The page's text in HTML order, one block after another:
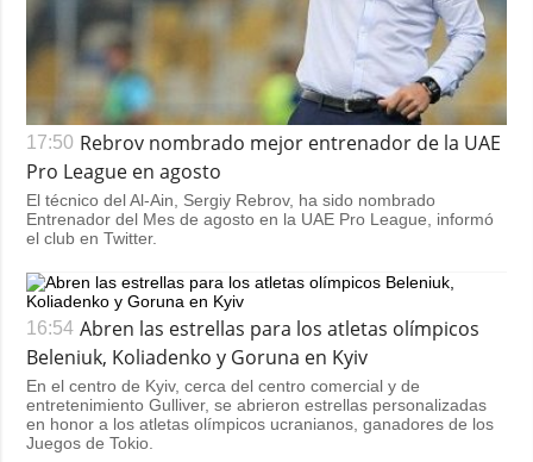
17:50 Rebrov nombrado mejor entrenador de la UAE
Pro League en agosto
El técnico del Al-Ain, Sergiy Rebrov, ha sido nombrado
Entrenador del Mes de agosto en la UAE Pro League, informó
el club en Twitter.
16:54 Abren las estrellas para los atletas olímpicos
Beleniuk, Koliadenko y Goruna en Kyiv
En el centro de Kyiv, cerca del centro comercial y de
entretenimiento Gulliver, se abrieron estrellas personalizadas
en honor a los atletas olímpicos ucranianos, ganadores de los
Juegos de Tokio.